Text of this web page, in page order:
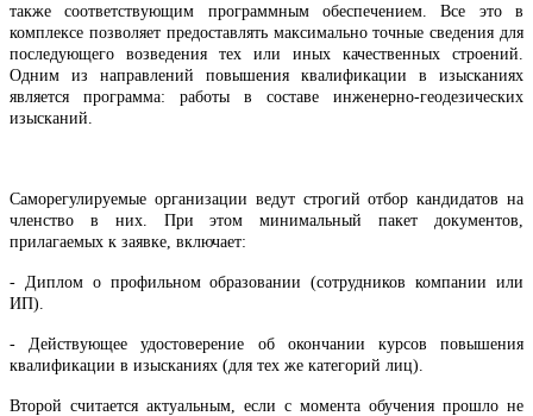
также соответствующим программным обеспечением. Все это в
комплексе позволяет предоставлять максимально точные сведения для
последующего возведения тех или иных качественных строений.
Одним из направлений повышения квалификации в изысканиях
является программа: работы в составе инженерно-геодезических
изысканий.
Саморегулируемые организации ведут строгий отбор кандидатов на
членство в них. При этом минимальный пакет документов,
прилагаемых к заявке, включает:
- Диплом о профильном образовании (сотрудников компании или
ИП).
- Действующее удостоверение об окончании курсов повышения
квалификации в изысканиях (для тех же категорий лиц).
Второй считается актуальным, если с момента обучения прошло не